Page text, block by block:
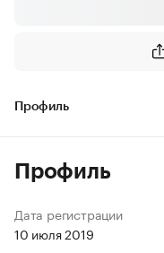
Профиль
Профиль
Дата регистрации
10 июля 2019